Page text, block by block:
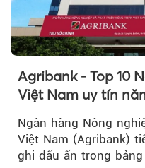
Agribank - Top 10
Việt Nam uy tín
Ngân hàng Nông
Việt Nam (Agribank)
ghi dấu ấn trong